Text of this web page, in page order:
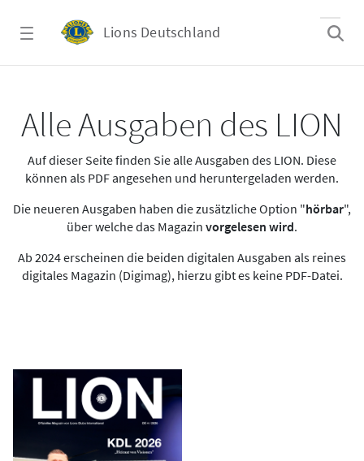
Lions Deutschland
Alle Ausgaben des LION
Auf dieser Seite finden Sie alle Ausgaben des LION. Diese
können als PDF angesehen und heruntergeladen werden.
Die neueren Ausgaben haben die zusätzliche Option "hörbar",
über welche das Magazin vorgelesen wird.
Ab 2024 erscheinen die beiden digitalen Ausgaben als reines
digitales Magazin (Digimag), hierzu gibt es keine PDF-Datei.